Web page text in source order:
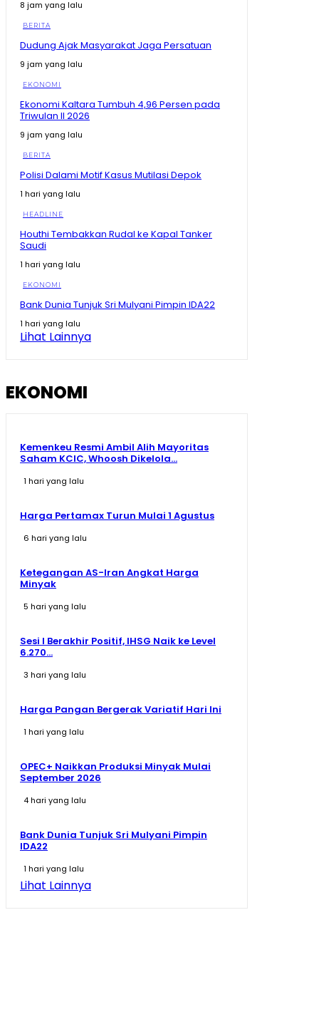
Maskapai Terus , Gegara Ganti Rugi Delay Cuma
Baru Terus Meningkat #shorts #trending
01:02
Presiden Prabowo Bandingkan Indonesia dengan
Cape Verde
#trending
#trending
00:37
Baliknya Minta Izin Tambang #shorts #trending
Menang Tagih Tambang
Prabowo Singgung Erick Thohir Soal Timnas Gagal ke
09:07
8 jam yang lalu
BERITA
Dudung Ajak Masyarakat Jaga Persatuan
9 jam yang lalu
EKONOMI
Ekonomi Kaltara Tumbuh 4,96 Persen pada
Triwulan II 2026
9 jam yang lalu
BERITA
Polisi Dalami Motif Kasus Mutilasi Depok
1 hari yang lalu
HEADLINE
Houthi Tembakkan Rudal ke Kapal Tanker
Saudi
1 hari yang lalu
EKONOMI
Bank Dunia Tunjuk Sri Mulyani Pimpin IDA22
1 hari yang lalu
Lihat Lainnya
EKONOMI
Kemenkeu Resmi Ambil Alih Mayoritas
Saham KCIC, Whoosh Dikelola...
1 hari yang lalu
Harga Pertamax Turun Mulai 1 Agustus
6 hari yang lalu
Ketegangan AS-Iran Angkat Harga
Minyak
5 hari yang lalu
Sesi I Berakhir Positif, IHSG Naik ke Level
6.270...
3 hari yang lalu
Harga Pangan Bergerak Variatif Hari Ini
1 hari yang lalu
OPEC+ Naikkan Produksi Minyak Mulai
September 2026
4 hari yang lalu
Bank Dunia Tunjuk Sri Mulyani Pimpin
IDA22
1 hari yang lalu
Lihat Lainnya